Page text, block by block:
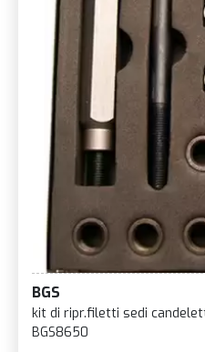
BGS
kit di ripr.filetti sedi
BGS8650